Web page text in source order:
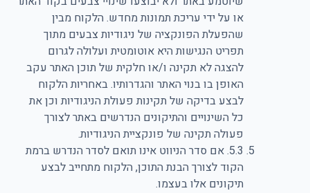
או על ידי עריכת תמונות מחדש. הלקוח מבין
שהפעלת הפונקציה של ניגודיות צבעים מתוך
תפריט הנגישות היא אוטומטית ועלולה לגרום
להצגה לא תקינה ו/או חלקית של תוכן האתר עקב
האופן בו בנוי האתר והגדרותיו. באחריות הלקוח
לבצע בדיקה של תקינות פעולת הניגודיות וכן את
כל השינויים והתיקונים הנדרשים באתר לצורך
פעולה תקינה של פונקציית הניגודיות.
5.3. אם סדר הניווט אינו תואם לסדר הנדרש ברמת
הקוד לצורך הבנת התוכן, הלקוח מתחייב לבצע
תיקונים אלו בעצמו.